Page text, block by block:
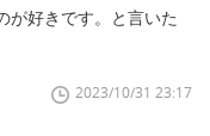
が好きです。と言いた
2023/10/31 23:17